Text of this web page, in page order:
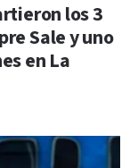
los 3
Sale y uno
en La